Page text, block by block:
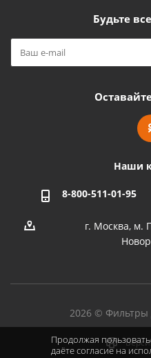
Будьте
Наши
8-800-511-01-95
г. Москва, м.
2026 © Фильтры
Продолжая
даёте согласие на